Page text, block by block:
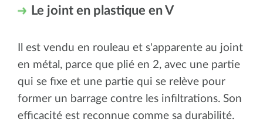
Le joint en plastique en V
Il est vendu en rouleau et s'apparente au joint
en métal, parce que plié en 2, avec une partie
qui se fixe et une partie qui se relève pour
former un barrage contre les infiltrations. Son
efficacité est reconnue comme sa durabilité.